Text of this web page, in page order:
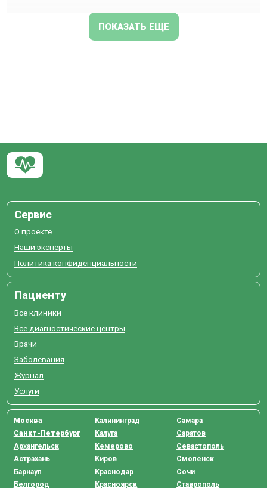
ПОКАЗАТЬ ЕЩЕ
Сервис
О проекте
Наши эксперты
Политика конфиденциальности
Пациенту
Все клиники
Все диагностические центры
Врачи
Заболевания
Журнал
Услуги
Москва
Санкт-Петербург
Архангельск
Астрахань
Барнаул
Белгород
Калининград
Калуга
Кемерово
Киров
Краснодар
Красноярск
Самара
Саратов
Севастополь
Смоленск
Сочи
Ставрополь